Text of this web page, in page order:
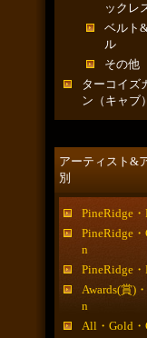
ックレ
ベルト
ル
その他
ターコイズ
ン（キャブ）
アーティスト&
別
PineRidge
PineRidge
n
PineRidge・
Awards(賞)
n
All・Gold